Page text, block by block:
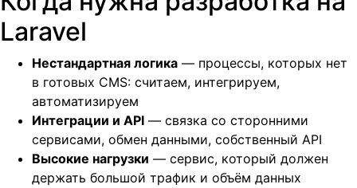
Laravel
Нестандартная логика — процессы, которых нет
в готовых CMS: считаем, интегрируем,
автоматизируем
Интеграции и API — связка со сторонними
сервисами, обмен данными, собственный API
Высокие нагрузки — сервис, который должен
держать большой трафик и объём данных